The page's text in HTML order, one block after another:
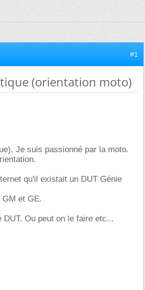
#1
(orientation moto)
Je suis passionné par la moto.
qu'il existait un DUT Génie
GM et GE.
Ou peut on le faire etc...